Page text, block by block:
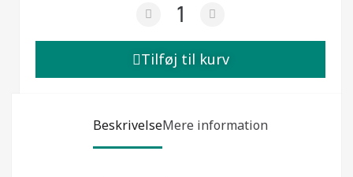
Tilføj til kurv
BeskrivelseMere information